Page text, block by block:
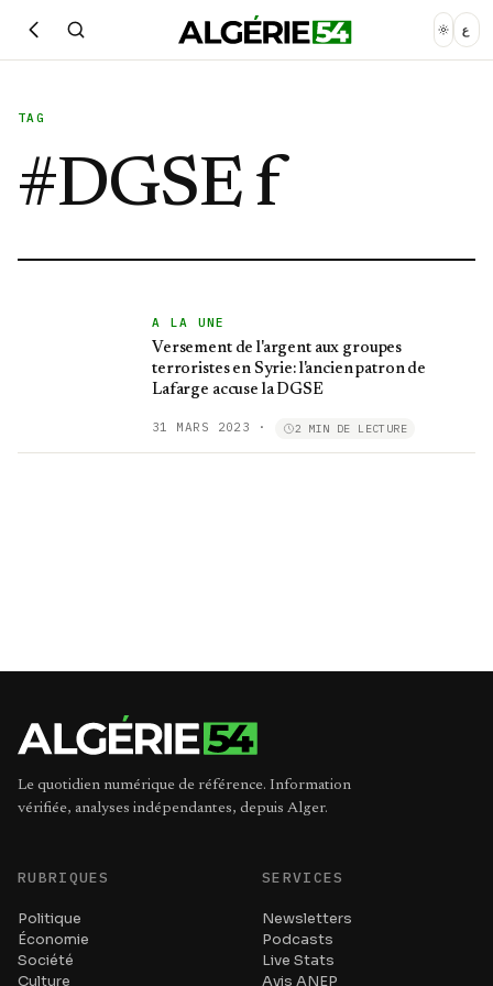
ع
TAG
#DGSE f
A LA UNE
Versement de l'argent aux groupes
terroristes en Syrie: l'ancien patron de
Lafarge accuse la DGSE
31 MARS 2023 · 2 MIN DE LECTURE
Le quotidien numérique de référence. Information
vérifiée, analyses indépendantes, depuis Alger.
RUBRIQUES
Politique
Économie
Société
Culture
SERVICES
Newsletters
Podcasts
Live Stats
Avis ANEP